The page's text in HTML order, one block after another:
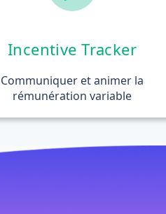
Incentive Tracker
Communiquer et animer la
rémunération variable